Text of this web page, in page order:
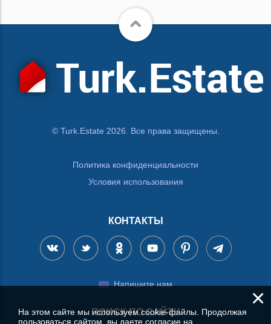
© Turk.Estate 2026. Все права защищены.
Политика конфиденциальности
Условия использования
КОНТАКТЫ
Напишите нам
ПОИСК ПО САЙТУ
×
На этом сайте мы используем cookie-файлы. Продолжая
пользоваться сайтом, вы даете согласие на